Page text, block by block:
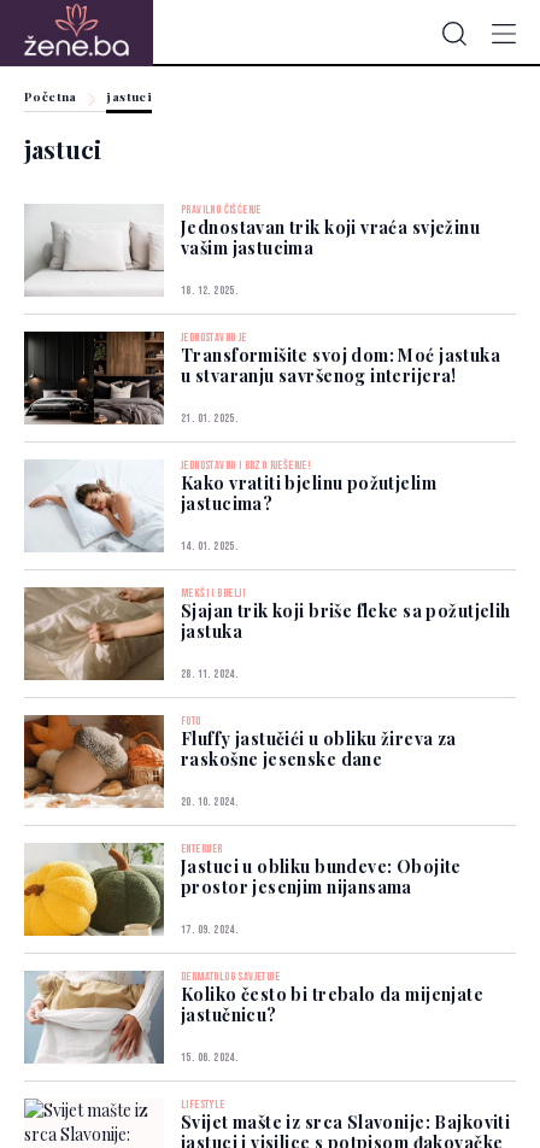
Početna jastuci
jastuci
PRAVILNO ČIŠĆENJE
Jednostavan trik koji vraća svježinu
vašim jastucima
18. 12. 2025.
JEDNOSTAVNO JE
Transformišite svoj dom: Moć jastuka
u stvaranju savršenog interijera!
21. 01. 2025.
JEDNOSTAVNO I BRZO RJEŠENJE!
Kako vratiti bjelinu požutjelim
jastucima?
14. 01. 2025.
MEKŠI I BIJELJI
Sjajan trik koji briše fleke sa požutjelih
jastuka
28. 11. 2024.
FOTO
Fluffy jastučići u obliku žireva za
raskošne jesenske dane
20. 10. 2024.
ENTERIJER
Jastuci u obliku bundeve: Obojite
prostor jesenjim nijansama
17. 09. 2024.
DERMATOLOG SAVJETUJE
Koliko često bi trebalo da mijenjate
jastučnicu?
15. 06. 2024.
LIFESTYLE
Svijet mašte iz srca Slavonije: Bajkoviti
jastuci i visilice s potpisom đakovačke